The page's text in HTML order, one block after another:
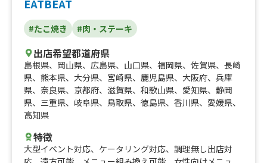
EATBEAT
#たこ焼き #肉・ステーキ
出店希望都道府県
島根県、 岡山県、 広島県、 山口県、 福岡県、 佐賀県、 長崎
県、 熊本県、 大分県、 宮崎県、 鹿児島県、 大阪府、 兵庫
県、 奈良県、 京都府、 滋賀県、 和歌山県、 愛知県、 静岡
県、 三重県、 岐阜県、 鳥取県、 徳島県、 香川県、 愛媛県、
高知県
特徴
大型イベント対応、 ケータリング対応、 調理無し出店対